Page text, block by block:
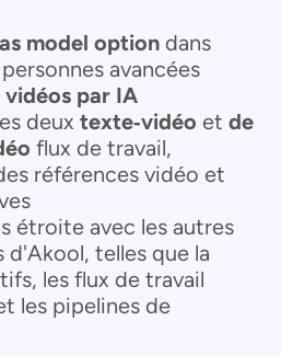
model option dans
avancées
par IA
deux texte‑vidéo et de
flux de travail,
références vidéo et
étroite avec les autres
telles que la
les flux de travail
les pipelines de